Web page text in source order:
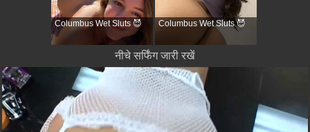
Columbus Wet Sluts 😈 Columbus Wet Sluts 😈
नीचे सर्फिंग जारी रखें